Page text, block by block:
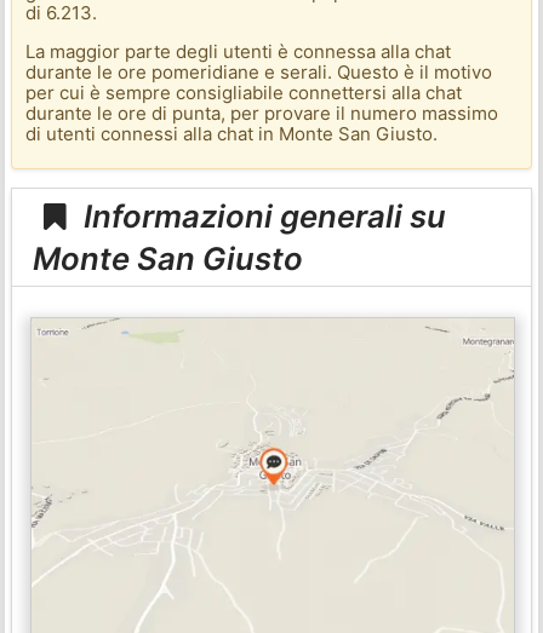
di 6.213.
La maggior parte degli utenti è connessa alla chat
durante le ore pomeridiane e serali. Questo è il motivo
per cui è sempre consigliabile connettersi alla chat
durante le ore di punta, per provare il numero massimo
di utenti connessi alla chat in Monte San Giusto.
Informazioni generali su
Monte San Giusto